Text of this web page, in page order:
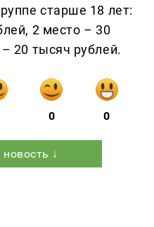
старше 18 лет:
2 место – 30
20 тысяч рублей.
0 0
↓